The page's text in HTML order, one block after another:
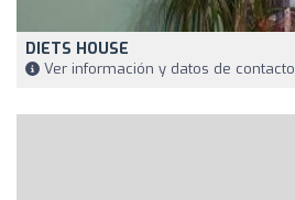
DIETS HOUSE
Ver información y datos de contacto